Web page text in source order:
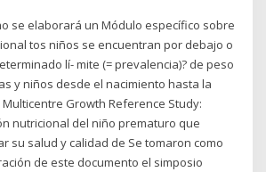
se elaborará un Módulo específico sobre
tos niños se encuentran por debajo o
lí- mite (= prevalencia)? de peso
y niños desde el nacimiento hasta la
Growth Reference Study:
nutricional del niño prematuro que
su salud y calidad de Se tomaron como
de este documento el simposio